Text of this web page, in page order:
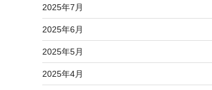
2025年7月
2025年6月
2025年5月
2025年4月